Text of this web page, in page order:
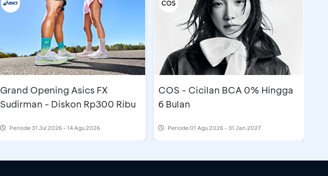
Grand Opening Asics FX
Sudirman - Diskon Rp300 Ribu
Periode 31 Jul 2026 - 14 Agu 2026
COS - Cicilan BCA 0% Hingga
6 Bulan
Periode01 Agu 2026 - 31 Jan 2027